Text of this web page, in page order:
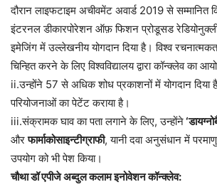
दौरान लाइफटाइम अचीवमेंट अवार्ड 2019 से सम्मानित
इंटरनल डीकारपोरेशन ऑफ़ फिशन प्रोडूसड
इमेजिंग में उल्लेखनीय योगदान दिया है। विश्व
चिन्हित करने के लिए विश्वविद्यालय द्वारा कॉन्क्लेव का
ii.उन्होंने 57 से अधिक शोध प्रकाशनों में योगदान
परियोजनाओं का पेटेंट कराया है।
iii.संक्रामक घाव का पता लगाने के लिए, उन्होंने
औरफार्माकोसाइन्टीग्राफी, यानी दवा अनुसंधान में
उपयोग को भी पेश किया।
चौथा डॉ एपीजे अब्दुल कलाम इनोवेशन कॉन्क्लेव: